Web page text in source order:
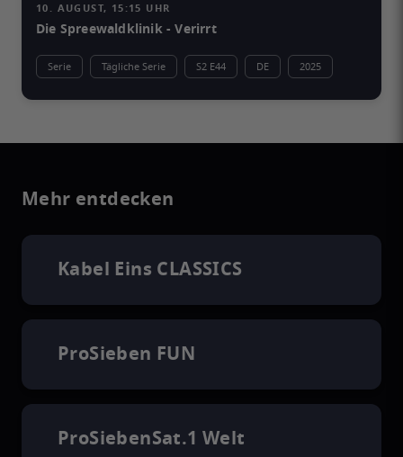
10. AUGUST, 15:15 UHR
Die Spreewaldklinik - Verirrt
Serie Tägliche Serie S2 E44 DE 2025
Mehr entdecken
Kabel Eins CLASSICS
ProSieben FUN
ProSiebenSat.1 Welt